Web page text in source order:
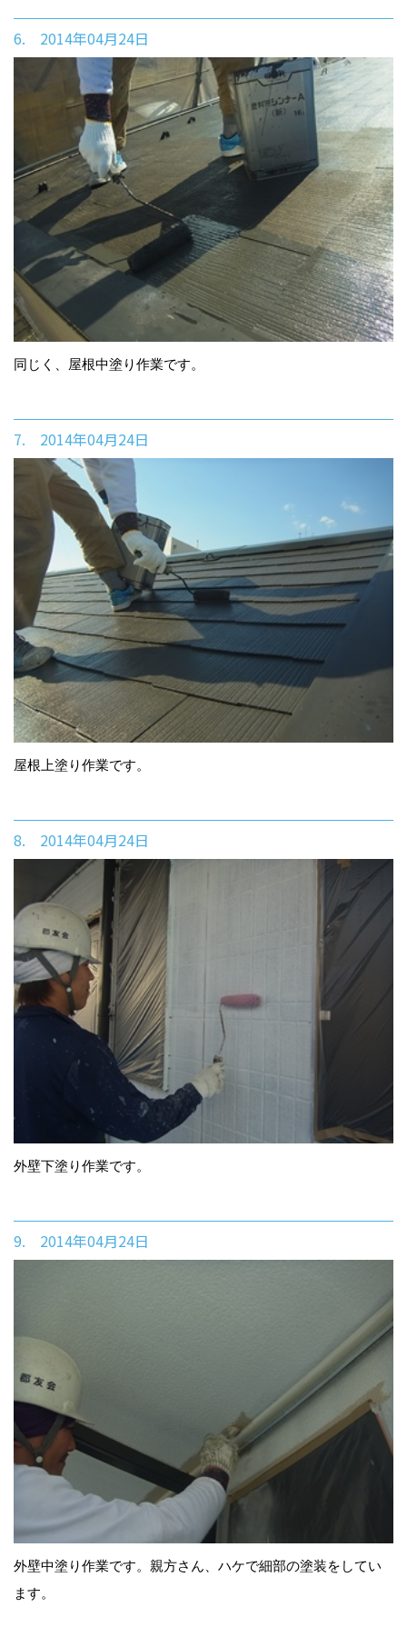
6. 2014年04月24日
同じく、屋根中塗り作業です。
7. 2014年04月24日
屋根上塗り作業です。
8. 2014年04月24日
外壁下塗り作業です。
9. 2014年04月24日
外壁中塗り作業です。親方さん、ハケで細部の塗装をしてい
ます。